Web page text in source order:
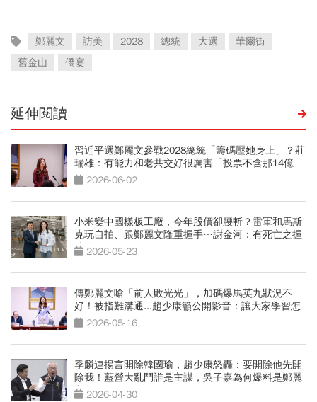
鄭麗文 訪美 2028 總統 大選
華爾街
舊金山
僑宴
延伸閱讀
習近平選鄭麗文參戰2028總統「籌碼壓她身上」？莊
瑞雄：有能力和老共交好很厲害「投票不含那14億
人」2026-06-02
小米變中國樣板工廠，今年股價卻腰斬？雷軍和馬斯
克玩自拍、跟鄭麗文隆重握手…謝金河：有死亡之握
味道2026-05-23
傳鄭麗文嗆「前人敗光光」，加碼爆馬英九狀況不
好！被指難溝通...趙少康籲公開影音：讓大家學習怎
麼空戰
2026-05-16
季麟連揚言開除韓國瑜，趙少康怒轟：要開除他先開
除我！藍營大亂鬥誰是主謀，吳子嘉為何爆料是鄭麗
文？2026-04-30